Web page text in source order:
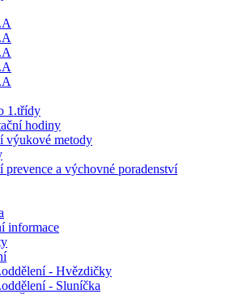
1.třídy
hodiny
výukové metody
prevence a výchovné poradenství
informace
- Hvězdičky
- Sluníčka